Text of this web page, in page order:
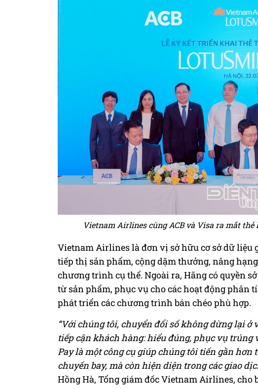
Vietnam Airlines cùng ACB và Visa ra mắt
Vietnam Airlines là đơn vị sở hữu cơ sở dữ liệu
tiếp thị sản phẩm, cộng dặm thưởng, nâng
chương trình cụ thể. Ngoài ra, Hãng có quyền
từ sản phẩm, phục vụ cho các hoạt động
phát triển các chương trình bán chéo phù hợp.
“Với chúng tôi, chuyển đổi số không dừng lại
tiếp cận khách hàng: hiểu đúng, phục vụ
Pay là một công cụ giúp chúng tôi tiến gần
chuyến bay, mà còn hiện diện trong các giao
Hồng Hà, Tổng giám đốc Vietnam Airlines, cho